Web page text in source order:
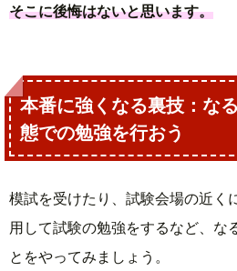
そこに後悔はないと思います。
本番に強くなる裏技：な
態での勉強を行おう
模試を受けたり、試験会場の近く
用して試験の勉強をするなど、な
とをやってみましょう。